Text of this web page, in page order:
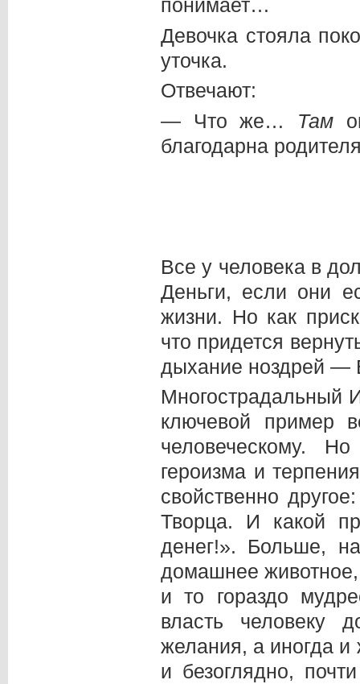
понимает…
Девочка стояла
уточка.
Отвечают:
— Что же… Там
благодарна
Все у человека в
Деньги, если они
жизни. Но как
что придется
дыхание ноздрей —
Многострадальный
ключевой пример
человеческому.
героизма и
свойственно
Творца. И какой
денег!». Больше,
домашнее
и то гораздо
власть человеку
желания, а иногда и
и безоглядно,